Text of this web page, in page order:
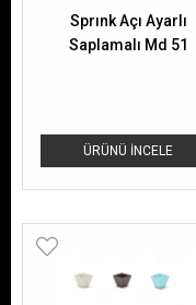
ÜRÜNÜ İNCELE
Sprınk Açı Ayarlı
Saplamalı Md 51